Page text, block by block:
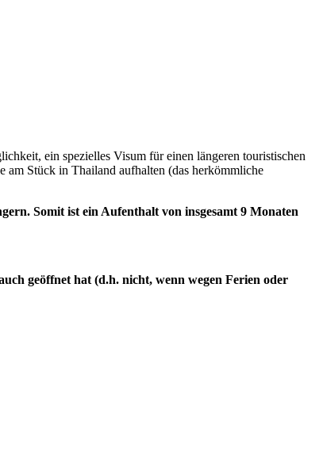
ein spezielles Visum für einen längeren touristischen
am Stück in Thailand aufhalten (das herkömmliche
Somit ist ein Aufenthalt von insgesamt 9 Monaten
geöffnet hat (d.h. nicht, wenn wegen Ferien oder